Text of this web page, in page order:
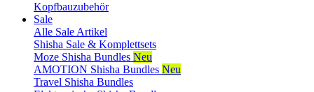
Kopfbauzubehör
Sale
Alle Sale Artikel
Shisha Sale & Komplettsets
Moze Shisha Bundles Neu
AMOTION Shisha Bundles Neu
Travel Shisha Bundles